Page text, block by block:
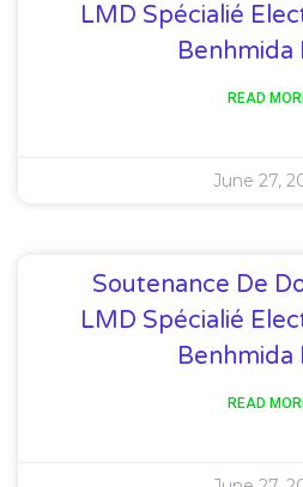
LMD Spécialié
Benhmida
READ
June 27,
Soutenance De
LMD Spécialié
Benhmida
READ